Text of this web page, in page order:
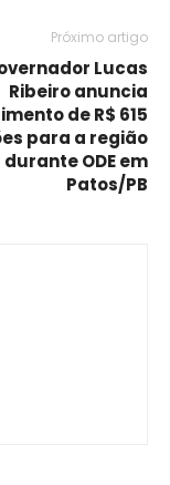
Próximo artigo
Lucas
Ribeiro anuncia
de R$ 615
para a região
durante ODE em
Patos/PB